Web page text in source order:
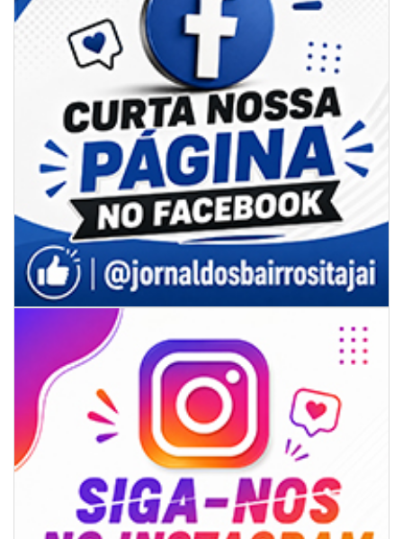
09/08/2026 | 07:00
Projeto BC em Traços está com inscrições abertas
ITAJAÍ